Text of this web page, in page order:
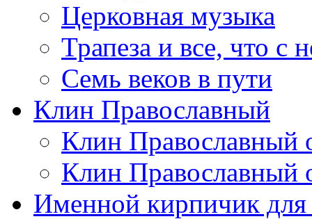
Церковная музыка
Трапеза и все, что с
Семь веков в пути
Клин Православный
Клин Православный
Клин Православный
Именной кирпичик